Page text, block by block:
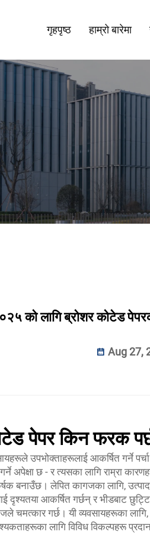
गृहपृष्ठ हाम्रो बारेमा
को लागि ब्रोशर कोटेड
Aug 27,
पेपर किन फरक
उपभोक्ताहरूलाई आकर्षित गर्ने
अपेक्षा छ - र त्यसका लागि राम्रा
बनाउँछ। लेपित कागजका लागि,
दृश्यतया आकर्षित गर्छन् र भीडबाट
चमत्कार गर्छ। यी व्यवसायहरूका
लागि विविध विकल्पहरू